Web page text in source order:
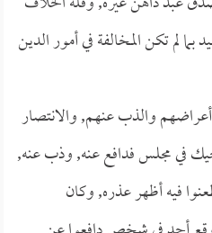
لم تكن المخالفة في أمور الدين
والذب عنهم, والانتصار
في مجلس فدافع عنه, وذب عنه,
فيه أظهر عذره, وكان